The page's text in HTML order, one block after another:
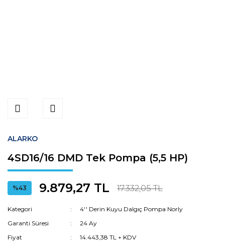
ALARKO
4SD16/16 DMD Tek Pompa (5,5 HP)
%43 9.879,27 TL 17.332,05 TL
Kategori
4'' Derin Kuyu Dalgıç Pompa Norly
Garanti Süresi
24 Ay
Fiyat
14.443,38 TL + KDV